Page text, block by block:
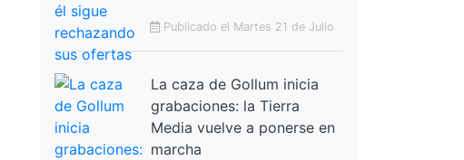
Publicado el Martes 21 de Julio
La caza de Gollum inicia
grabaciones: la Tierra
Media vuelve a ponerse en
marcha